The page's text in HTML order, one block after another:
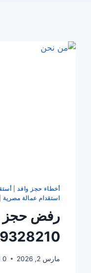
أخطاء حجز وافد|
استقدام عمالة مصرية
رفض حجز
مارس 2, 2026 0 التعليقات